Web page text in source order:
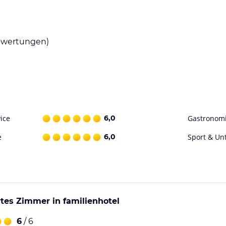
Billard und Golf in der Umgebung. Der
steht Ihnen zur Verfügung, um fit
Gewähr. Bitte lies vor der Buchung die
6,0
6,0 Sport &
Zimmer in familienhotel
6 / 6